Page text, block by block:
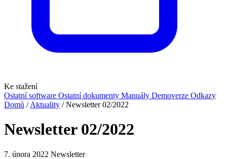
Ke stažení
Ostatní software Ostatní dokumenty Manuály Demoverze Odkazy
Domů / Aktuality / Newsletter 02/2022
Newsletter 02/2022
7. února 2022 Newsletter